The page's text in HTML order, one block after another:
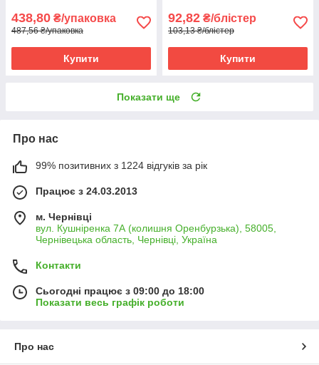
438,80 ₴/упаковка
487,56 ₴/упаковка
Купити
92,82 ₴/блістер
103,13 ₴/блістер
Купити
Показати ще
Про нас
99% позитивних з 1224 відгуків за рік
Працює з 24.03.2013
м. Чернівці
вул. Кушніренка 7А (колишня Оренбурзька), 58005,
Чернівецька область, Чернівці, Україна
Контакти
Сьогодні працює з 09:00 до 18:00
Показати весь графік роботи
Про нас